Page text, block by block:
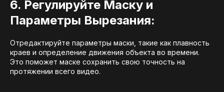
6. Регулируйте Маску и
Параметры Вырезания:
Отредактируйте параметры маски, такие как плавность
краев и определение движения объекта во времени.
Это поможет маске сохранить свою точность на
протяжении всего видео.